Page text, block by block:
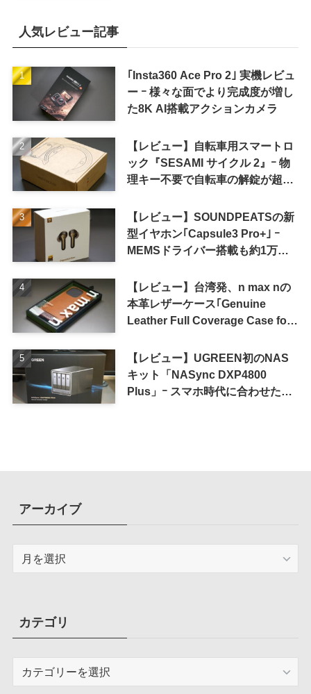
人気レビュー記事
｢Insta360 Ace Pro 2｣ 実機レビュ
ー ｰ 様々な面でより完成度が増し
た8K AI搭載アクションカメラ
【レビュー】自転車用スマートロ
ック『SESAMI サイクル 2』ｰ 物
理キー不要で自転車の解錠が超簡
【レビュー】SOUNDPEATSの新
型イヤホン｢Capsule3 Pro+｣ ｰ
MEMSドライバー搭載も約1万円
【レビュー】台湾発、n max nの
本革レザーケース｢Genuine
Leather Full Coverage Case for
【レビュー】UGREEN初のNAS
キット「NASync DXP4800
Plus」ｰ スマホ時代に合わせた設
アーカイブ
ブカテゴリ